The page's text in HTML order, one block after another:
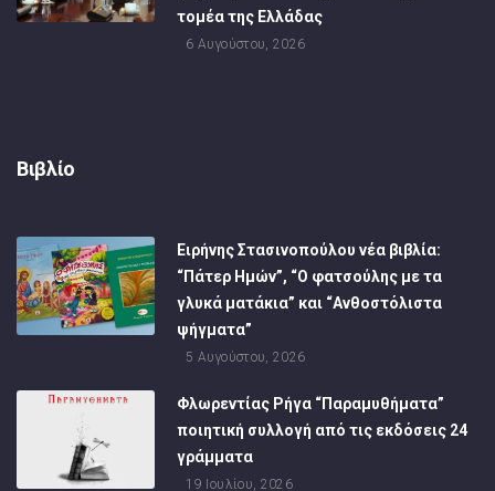
τομέα της Ελλάδας
6 Αυγούστου, 2026
Βιβλίο
Ειρήνης Στασινοπούλου νέα βιβλία:
“Πάτερ Ημών”, “Ο φατσούλης με τα
γλυκά ματάκια” και “Ανθοστόλιστα
ψήγματα”
5 Αυγούστου, 2026
Φλωρεντίας Ρήγα “Παραμυθήματα”
ποιητική συλλογή από τις εκδόσεις 24
γράμματα
19 Ιουλίου, 2026